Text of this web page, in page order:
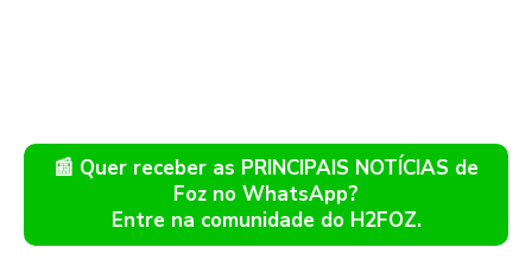
📰 Quer receber as PRINCIPAIS NOTÍCIAS de
Foz no WhatsApp?
Entre na comunidade do H2FOZ.